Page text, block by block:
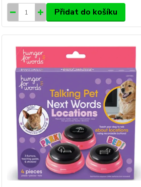
Přidat do košíku